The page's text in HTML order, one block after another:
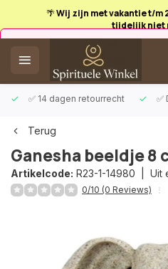
🌴 Wij zijn met vakantie t/m
tijdelijk niet
✅ 14 dagen retourrecht ✅
Afrekenen is
Terug
Ganesha beeldje 8
Artikelcode: R23-1-14980 | Uit
0/10 (0 Reviews)